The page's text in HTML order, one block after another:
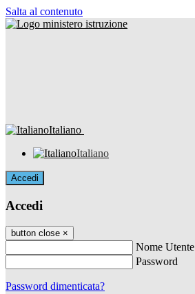
Salta al contenuto
Italiano
Italiano
Accedi
Accedi
button close ×
Nome Utente
Password
Password dimenticata?